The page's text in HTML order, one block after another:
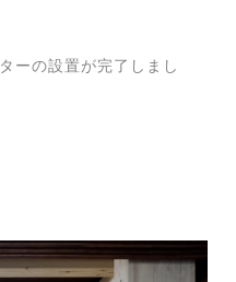
ーの設置が完了しまし